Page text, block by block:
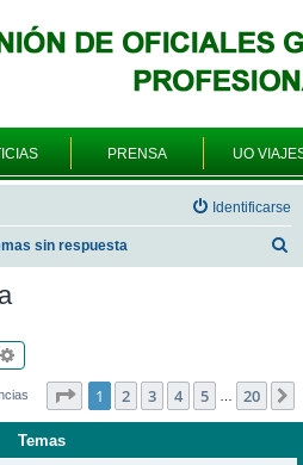
PRENSA UO
Identificarse
sin respuesta
Página de 20
1 2 3 4 5 … 20
Temas